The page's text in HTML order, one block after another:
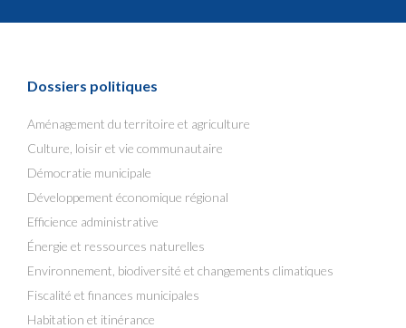
Dossiers politiques
Aménagement du territoire et agriculture
Culture, loisir et vie communautaire
Démocratie municipale
Développement économique régional
Efficience administrative
Énergie et ressources naturelles
Environnement, biodiversité et changements climatiques
Fiscalité et finances municipales
Habitation et itinérance